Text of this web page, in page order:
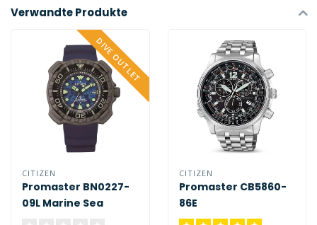
Verwandte Produkte
DIVE OUTLET
CITIZEN
Promaster BN0227-
09L Marine Sea
CITIZEN
Promaster CB5860-
86E